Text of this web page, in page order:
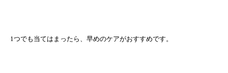
1つでも当てはまったら、早めのケアがおすすめです。